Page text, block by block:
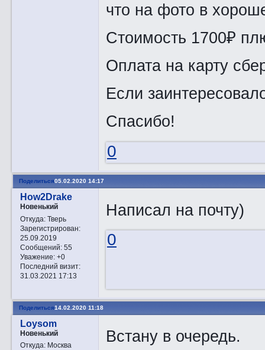
что на фото в
Стоимость 1700₽
Оплата на карту
Если
Спасибо!
0
Поделиться05.02.2020 14:17
How2Drake
Новенький
Откуда:Тверь
Зарегистрирован:
25.09.2019
Сообщений:55
Уважение: +0
Последний визит:
31.03.2021 17:13
Написал на почту)
0
Поделиться14.02.2020 11:18
Loysom
Новенький
Откуда:Москва
Встану в очередь.